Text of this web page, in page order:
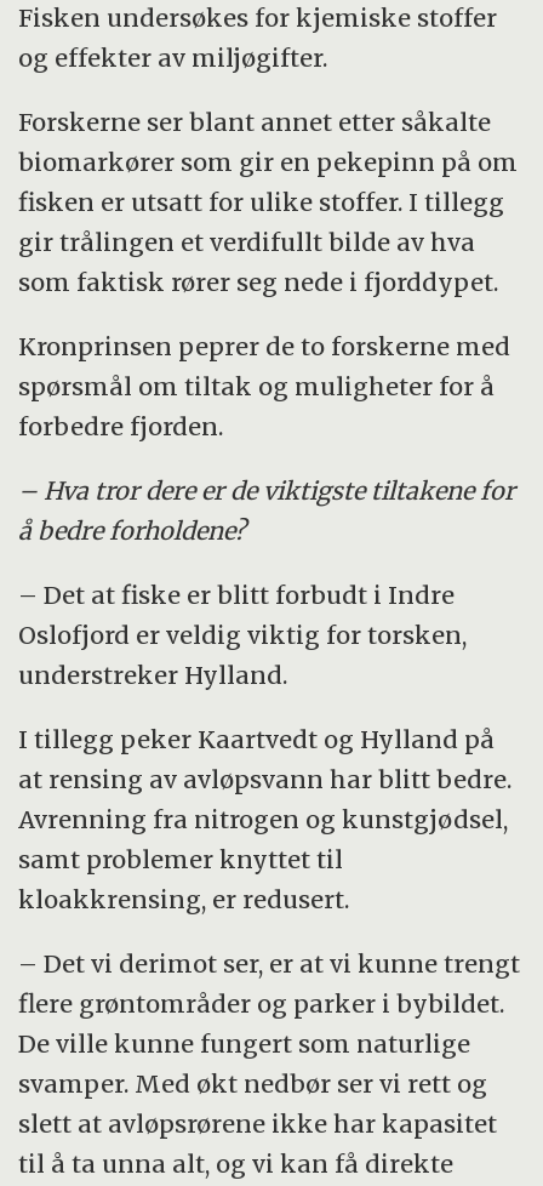
Fisken undersøkes for kjemiske stoffer
og effekter av miljøgifter.
Forskerne ser blant annet etter såkalte
biomarkører som gir en pekepinn på om
fisken er utsatt for ulike stoffer. I tillegg
gir trålingen et verdifullt bilde av hva
som faktisk rører seg nede i fjorddypet.
Kronprinsen peprer de to forskerne med
spørsmål om tiltak og muligheter for å
forbedre fjorden.
– Hva tror dere er de viktigste tiltakene for
å bedre forholdene?
– Det at fiske er blitt forbudt i Indre
Oslofjord er veldig viktig for torsken,
understreker Hylland.
I tillegg peker Kaartvedt og Hylland på
at rensing av avløpsvann har blitt bedre.
Avrenning fra nitrogen og kunstgjødsel,
samt problemer knyttet til
kloakkrensing, er redusert.
– Det vi derimot ser, er at vi kunne trengt
flere grøntområder og parker i bybildet.
De ville kunne fungert som naturlige
svamper. Med økt nedbør ser vi rett og
slett at avløpsrørene ikke har kapasitet
til å ta unna alt, og vi kan få direkte